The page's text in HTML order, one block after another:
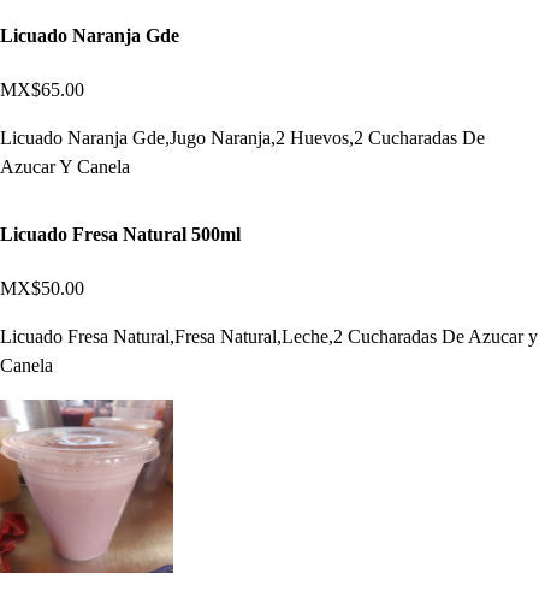
Licuado Naranja Gde
MX$65.00
Licuado Naranja Gde,Jugo Naranja,2 Huevos,2 Cucharadas De
Azucar Y Canela
Licuado Fresa Natural 500ml
MX$50.00
Licuado Fresa Natural,Fresa Natural,Leche,2 Cucharadas De Azucar y
Canela